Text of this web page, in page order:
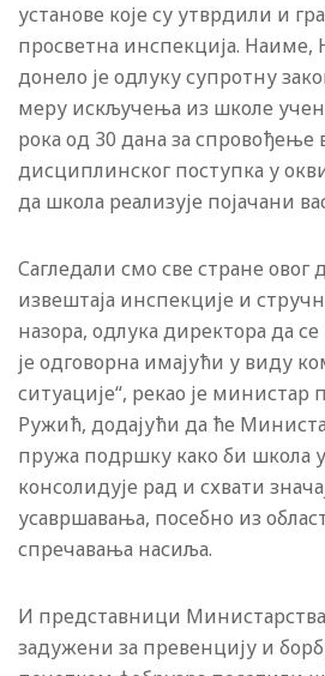
установе које су утврдили и
просветна инспекција. Наиме,
донело је одлуку супротну
меру искључења из школе
рока од 30 дана за спровођење
дисциплинског поступка у
да школа реализује појачани
Сагледали смо све стране овог
извештаја инспекције и
назора, одлука директора да
је одговорна имајући у виду
ситуације“, рекао је министар
Ружић, додајући да ће
пружа подршку како би школа
консолидује рад и схвати
усавршавања, посебно из
спречавања насиља.
И представници
задужени за превенцију и